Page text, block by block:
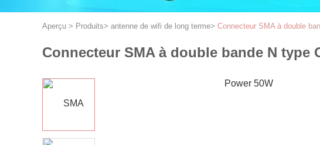
Aperçu > Produits> antenne de wifi de long terme> Connecteur SMA à double
Connecteur SMA à double bande N type